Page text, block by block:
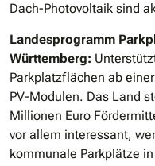
Dach-Photovoltaik sind
Landesprogramm
Württemberg:
Parkplatzflächen ab
PV-Modulen. Das Land
Millionen Euro
vor allem interessant,
kommunale Parkplätze